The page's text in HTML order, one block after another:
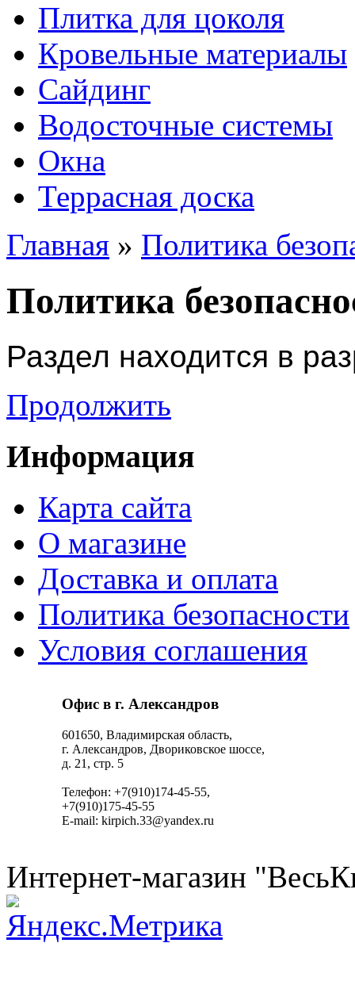
Плитка для цоколя
Кровельные материалы
Сайдинг
Водосточные системы
Окна
Террасная доска
Главная » Политика
Политика
Раздел находится в
Продолжить
Информация
Карта сайта
О магазине
Доставка и оплата
Политика безопасности
Условия соглашения
Офис в г. Александров
601650, Владимирская область,
г. Александров, Двориковское шоссе,
д. 21, стр. 5
Телефон: +7(910)174-45-55,
+7(910)175-45-55
E-mail: kirpich.33@yandex.ru
Интернет-магазин